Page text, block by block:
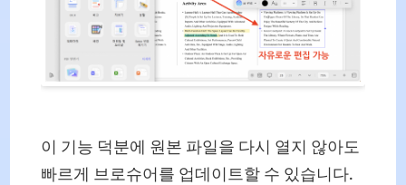
이 기능 덕분에 원본 파일을 다시 열지 않아도
빠르게 브로슈어를 업데이트할 수 있습니다.